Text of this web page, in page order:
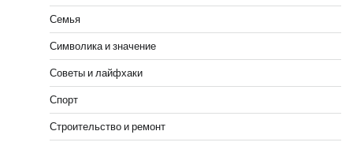
Семья
Символика и значение
Советы и лайфхаки
Спорт
Строительство и ремонт